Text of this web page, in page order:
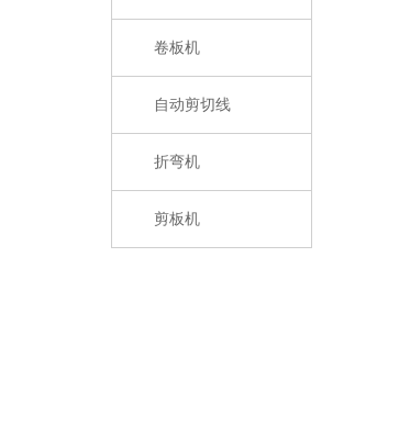
卷板机
自动剪切线
折弯机
剪板机